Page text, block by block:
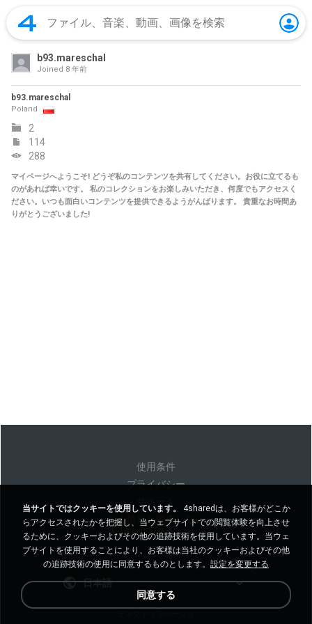
b93.mareschal
Joined 8 年前
b93.mareschal
Poland
2
114
288
マイページへようこそ! どうぞ私のコンテンツを共有してください。お役に立てるも
のがあれば幸いです。 私のコレクションをお楽しみいただき、何度でもアクセスく
ださい。いつも面白いコンテンツを提供できるようがんばります。 貴重なお時間あ
りがとうございました!
使用条件
プライバシー
個人情報を販売しない
個人情報を共有しない
日本語
当サイトではクッキーを使用しています。
4sharedは、お客様がどこか
らアクセスされたかを把握し、当ウェブサイトでの閲覧体験を向上させ
るために、クッキーおよびその他の追跡技術を使用しています。当ウェ
ブサイトを使用することにより、お客様は当社のクッキーおよびその他
の追跡技術の使用に同意するものとします。 設定を変更する
同意する